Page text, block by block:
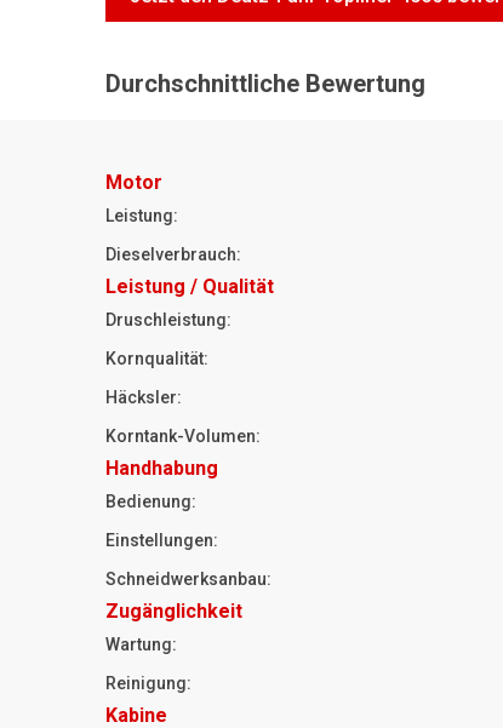
Durchschnittliche Bewertung
Motor
Leistung:
Dieselverbrauch:
Leistung / Qualität
Druschleistung:
Kornqualität:
Häcksler:
Korntank-Volumen:
Handhabung
Bedienung:
Einstellungen:
Schneidwerksanbau:
Zugänglichkeit
Wartung:
Reinigung:
Kabine